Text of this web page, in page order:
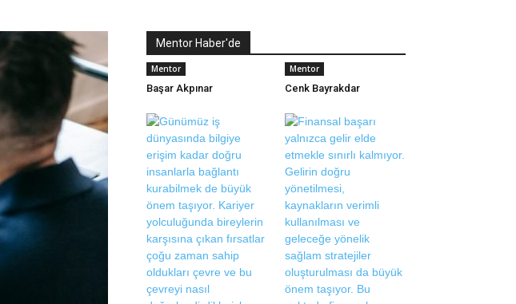
Mentor Haber'de
Mentor
Başar Akpınar
Mentor
Cenk Bayrakdar